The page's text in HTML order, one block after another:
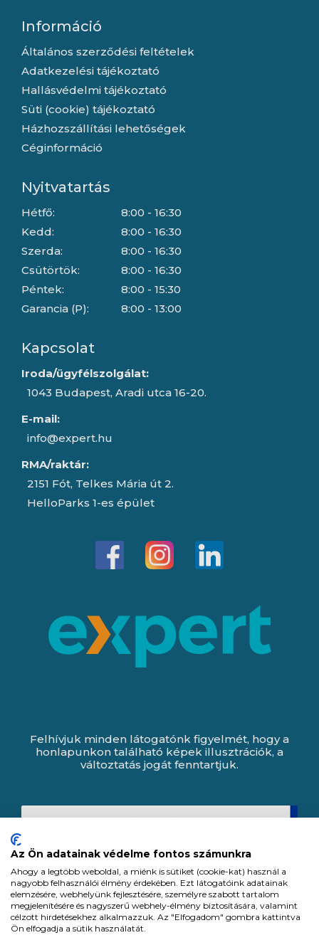
Információ
Általános szerződési feltételek
Adatkezelési tájékoztató
Hallásvédelmi tájékoztató
Süti (cookie) tájékoztató
Házhozszállítási lehetőségek
Céginformáció
Nyitvatartás
Hétfő:
Kedd:
Szerda:
Csütörtök:
Péntek:
Garancia (P):
8:00 - 16:30
8:00 - 16:30
8:00 - 16:30
8:00 - 16:30
8:00 - 15:30
8:00 - 13:00
Kapcsolat
Iroda/ügyfélszolgálat:
1043 Budapest, Aradi utca 16-20.
E-mail:
info@expert.hu
RMA/raktár:
2151 Fót, Telkes Mária út 2.
HelloParks 1-es épület
Felhívjuk minden látogatónk figyelmét, hogy a
honlapunkon található képek illusztrációk, a
változtatás jogát fenntartjuk.
Az Ön adatainak védelme fontos számunkra
Ahogy a legtöbb weboldal, a miénk is sütiket (cookie-kat) használ a
nagyobb felhasználói élmény érdekében. Ezt látogatóink adatainak
elemzésére, webhelyünk fejlesztésére, személyre szabott tartalom
megjelenítésére és nagyszerű webhely-élmény biztosítására, valamint
célzott hirdetésekhez alkalmazzuk. Az "Elfogadom" gombra kattintva
Ön elfogadja a sütik használatát.